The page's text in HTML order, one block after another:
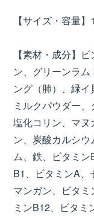
【サイズ・容量】
【素材・成分】
ン、グリーンラ
ング（肺）、緑
ミルクパウダー、
塩化コリン、マヌ
ン、炭酸カルシ
ム、鉄、ビタミ
B1、ビタミンA、
マンガン、ビタ
ミンB12、ビタミ